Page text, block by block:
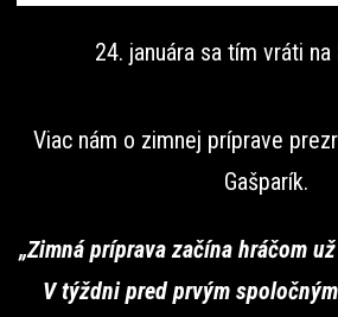
24. januára sa tím vráti
Viac nám o zimnej príprave
Gašparík.
„Zimná príprava začína hráčom
V týždni pred prvým